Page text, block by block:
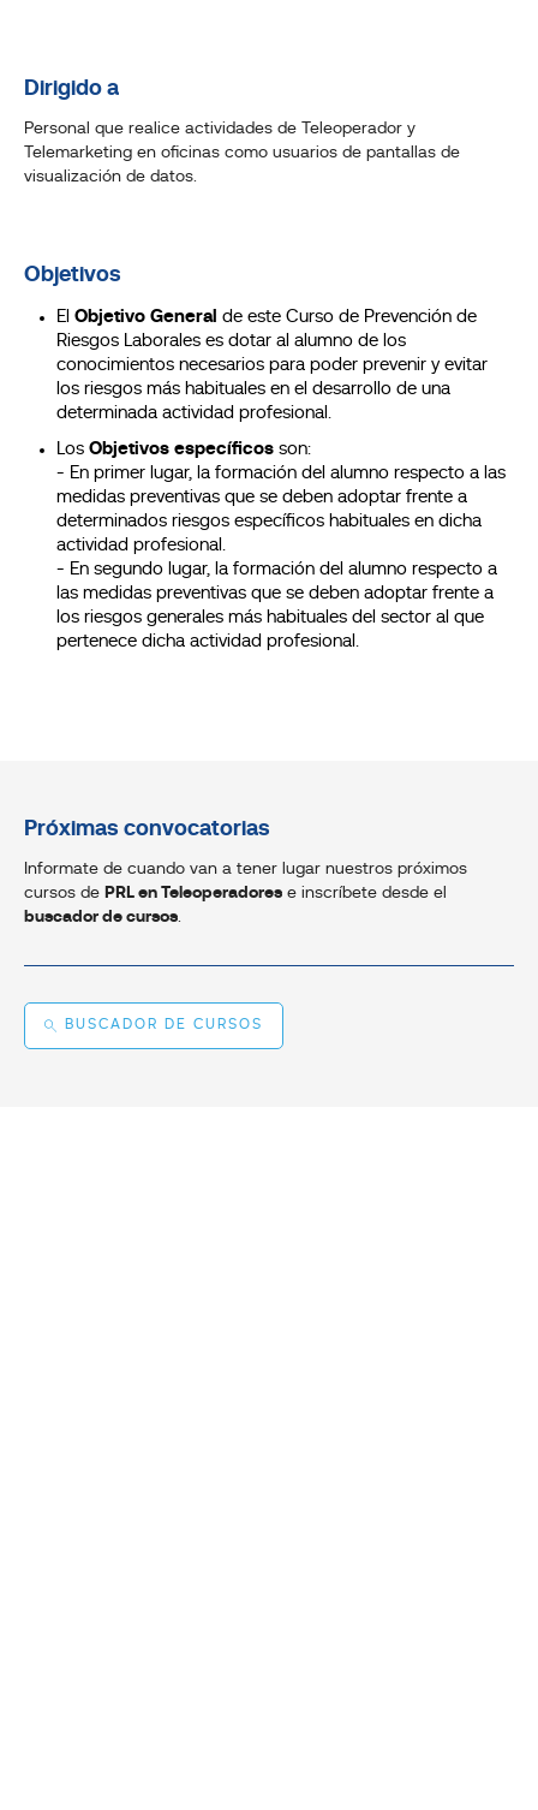
Dirigido a
Personal que realice actividades de Teleoperador y
Telemarketing en oficinas como usuarios de pantallas de
visualización de datos.
Objetivos
El Objetivo General de este Curso de Prevención de
Riesgos Laborales es dotar al alumno de los
conocimientos necesarios para poder prevenir y evitar
los riesgos más habituales en el desarrollo de una
determinada actividad profesional.
Los Objetivos específicos son:
- En primer lugar, la formación del alumno respecto a las
medidas preventivas que se deben adoptar frente a
determinados riesgos específicos habituales en dicha
actividad profesional.
- En segundo lugar, la formación del alumno respecto a
las medidas preventivas que se deben adoptar frente a
los riesgos generales más habituales del sector al que
pertenece dicha actividad profesional.
Próximas convocatorias
Informate de cuando van a tener lugar nuestros próximos
cursos de PRL en Teleoperadores e inscríbete desde el
buscador de cursos.
BUSCADOR DE CURSOS